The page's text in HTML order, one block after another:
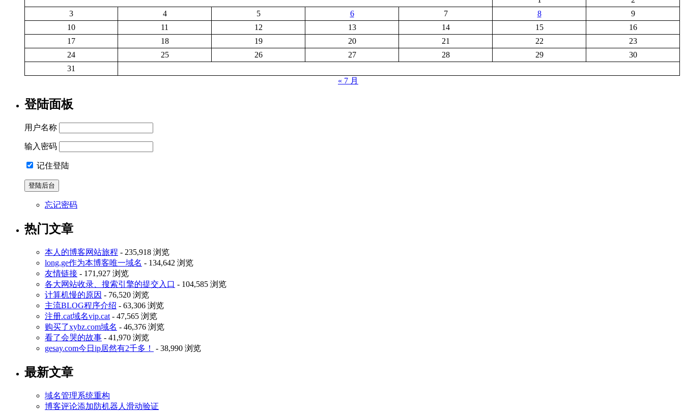
3
4 5 6 7 8
9
10
11 12 13 14 15
16
17
18 19 20 21 22
23
24
25 26 27 28 29
30
31
« 7 月
登陆面板
用户名称
输入密码
记住登陆
忘记密码
热门文章
本人的博客网站旅程 - 235,918 浏览
long.ge作为本博客唯一域名 - 134,642 浏览
友情链接 - 171,927 浏览
各大网站收录、搜索引擎的提交入口 - 104,585 浏览
计算机慢的原因 - 76,520 浏览
主流BLOG程序介绍 - 63,306 浏览
注册.cat域名vip.cat - 47,565 浏览
购买了xybz.com域名 - 46,376 浏览
看了会哭的故事 - 41,970 浏览
gesay.com今日ip居然有2千多！
- 38,990 浏览
最新文章
域名管理系统重构
博客评论添加防机器人滑动验证